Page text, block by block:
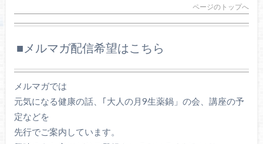
ページのトップへ
■メルマガ配信希望はこちら
メルマガでは
元気になる健康の話、｢大人の月9生薬鍋」の会、講座の予
定などを
先行でご案内しています。